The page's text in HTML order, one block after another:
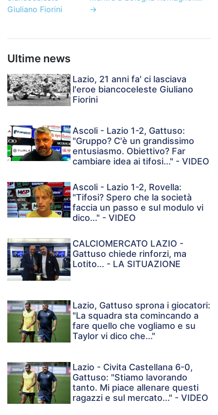
Giuliano Fiorini
→
Ultime news
Lazio, 21 anni fa' ci lasciava
l'eroe biancoceleste Giuliano
Fiorini
Ascoli - Lazio 1-2, Gattuso:
"Gruppo? C'è un grandissimo
entusiasmo. Obiettivo? Far
cambiare idea ai tifosi..." - VIDEO
Ascoli - Lazio 1-2, Rovella:
"Tifosi? Spero che la società
faccia un passo e sul modulo vi
dico..." - VIDEO
CALCIOMERCATO LAZIO -
Gattuso chiede rinforzi, ma
Lotito... - LA SITUAZIONE
Lazio, Gattuso sprona i giocatori:
"La squadra sta comincando a
fare quello che vogliamo e su
Taylor vi dico che..."
Lazio - Civita Castellana 6-0,
Gattuso: "Stiamo lavorando
tanto. Mi piace allenare questi
ragazzi e sul mercato..." - VIDEO